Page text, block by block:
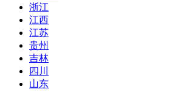
浙江
江西
江苏
贵州
吉林
四川
山东